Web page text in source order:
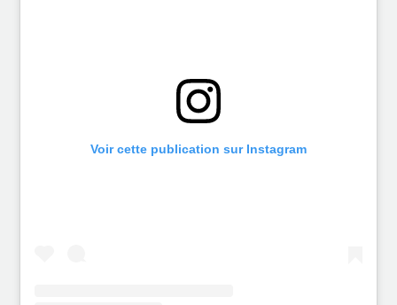
Voir cette publication sur Instagram